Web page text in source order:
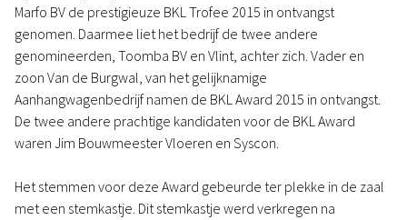
Marfo BV de prestigieuze BKL Trofee 2015 in ontvangst
genomen. Daarmee liet het bedrijf de twee andere
genomineerden, Toomba BV en Vlint, achter zich. Vader en
zoon Van de Burgwal, van het gelijknamige
Aanhangwagenbedrijf namen de BKL Award 2015 in ontvangst.
De twee andere prachtige kandidaten voor de BKL Award
waren Jim Bouwmeester Vloeren en Syscon.
Het stemmen voor deze Award gebeurde ter plekke in de zaal
met een stemkastje. Dit stemkastje werd verkregen na